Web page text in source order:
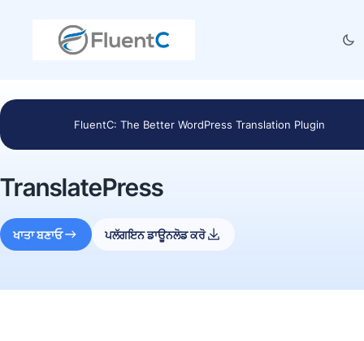
FluentC: The Better WordPress Translation Plugin
TranslatePress
ਖਾਤਾ ਬਣਾਓ ਪਲੱਗਇਨ ਡਾਊਨਲੋਡ ਕਰੋ